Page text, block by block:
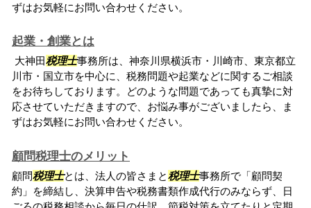
ずはお気軽にお問い合わせください。
起業・創業とは
大神田税理士事務所は、神奈川県横浜市・川崎市、東京都立
川市・国立市を中心に、税務問題や起業などに関するご相談
をお待ちしております。どのような問題であっても真摯に対
応させていただきますので、お悩み事がございましたら、ま
ずはお気軽にお問い合わせください。
顧問税理士のメリット
顧問税理士とは、法人の皆さまと税理士事務所で「顧問契
約」を締結し、決算申告や税務書類作成代行のみならず、日